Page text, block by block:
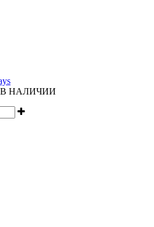
НАЛИЧИИ